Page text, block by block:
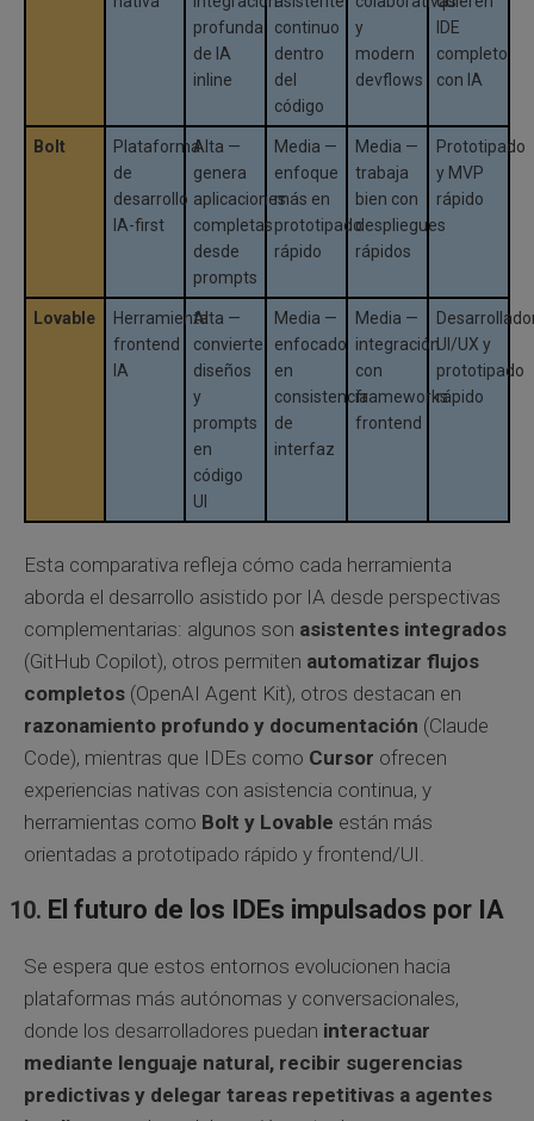
profunda
de IA
inline
continuo
dentro
del
código
y
modern
devflows
IDE
completo
con IA
Bolt
Plataforma
de
desarrollo
IA-first
Alta —
genera
aplicaciones
completas
desde
prompts
Media —
enfoque
más en
prototipado
rápido
Media —
trabaja
bien con
despliegues
rápidos
Prototipado
y MVP
rápido
Lovable
Herramienta
frontend
IA
Alta —
convierte
diseños
y
prompts
en
código
UI
Media —
enfocado
en
consistencia
de
interfaz
Media —
integración
con
frameworks
frontend
UI/UX y
prototipado
rápido
Esta comparativa refleja cómo cada herramienta
aborda el desarrollo asistido por IA desde perspectivas
complementarias: algunos son asistentes integrados
(GitHub Copilot), otros permiten automatizar flujos
completos (OpenAI Agent Kit), otros destacan en
razonamiento profundo y documentación (Claude
Code), mientras que IDEs como Cursor ofrecen
experiencias nativas con asistencia continua, y
herramientas como Bolt y Lovable están más
orientadas a prototipado rápido y frontend/UI.
El futuro de los IDEs impulsados por IA
Se espera que estos entornos evolucionen hacia
plataformas más autónomas y conversacionales,
donde los desarrolladores puedan interactuar
mediante lenguaje natural, recibir sugerencias
predictivas y delegar tareas repetitivas a agentes